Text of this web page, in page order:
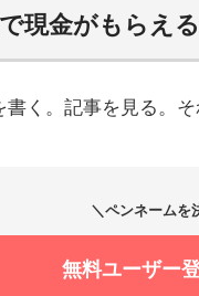
現金がもらえ
く。記事を見る。
＼ペンネームを
無料ユーザー